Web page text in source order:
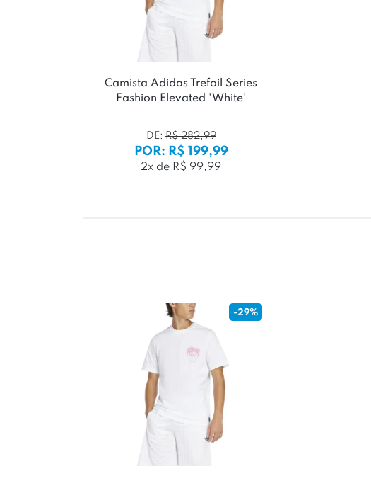
Camista Adidas Trefoil Series
Fashion Elevated 'White'
DE:R$ 282,99
POR: R$ 199,99
2x de R$ 99,99
-29%